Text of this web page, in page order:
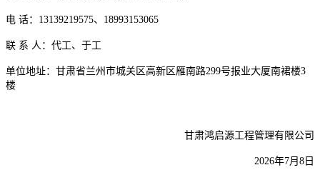
电 话： 13139219575、18993153065
联 系 人：代工、于工
单位地址：甘肃省兰州市城关区高新区雁南路299号报业大厦南裙楼3
楼
甘肃鸿启源工程管理有限公司
2026年7月8日